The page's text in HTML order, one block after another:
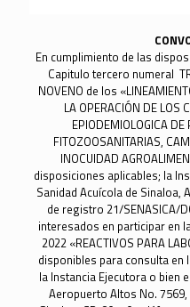
En cumplimiento de las
Capitulo tercero numeral
NOVENO de los
LA OPERACIÓN DE LOS
EPIODEMIOLOGICA
FITOZOOSANITARIAS,
INOCUIDAD
disposiciones aplicables; la
Sanidad Acuícola de Sinaloa,
de registro 21/SENASICA/
interesados en participar en
2022 «REACTIVOS PARA
disponibles para consulta en
la Instancia Ejecutora o bien
Aeropuerto Altos No.